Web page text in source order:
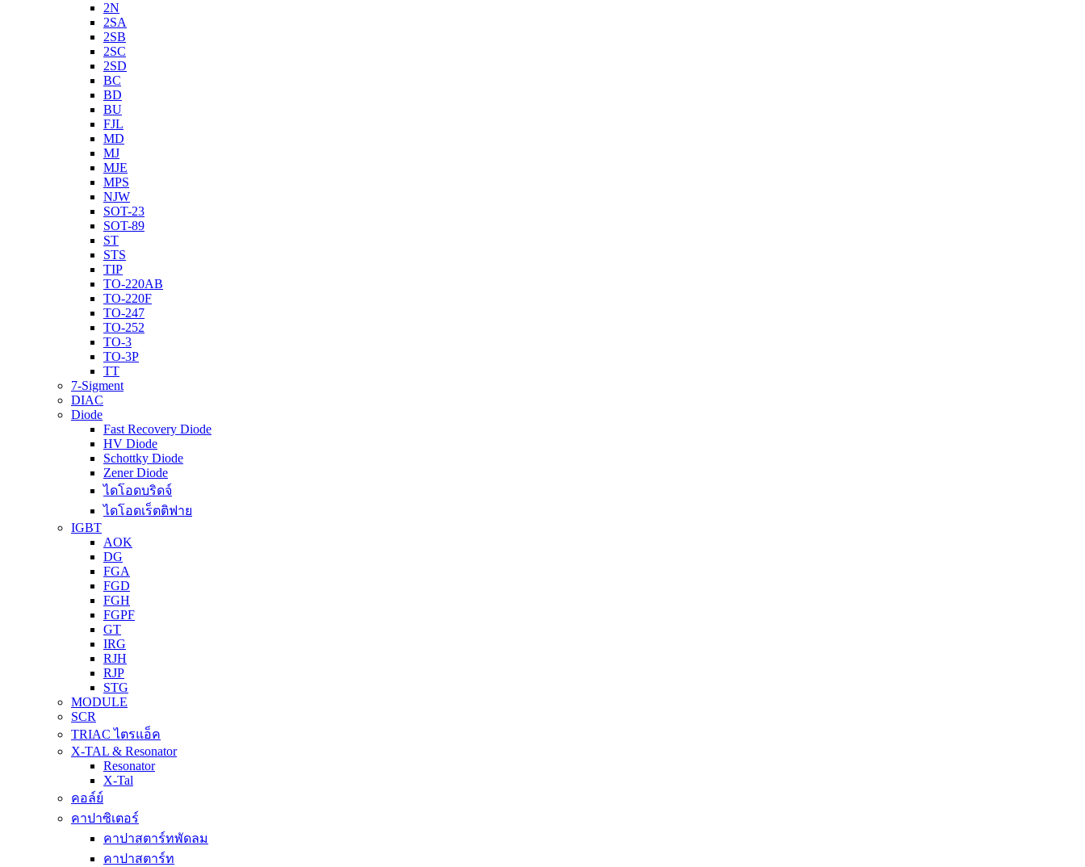
2N
2SA
2SB
2SC
2SD
BC
BD
BU
FJL
MD
MJ
MJE
MPS
NJW
SOT-23
SOT-89
ST
STS
TIP
TO-220AB
TO-220F
TO-247
TO-252
TO-3
TO-3P
TT
7-Sigment
DIAC
Diode
Fast Recovery Diode
HV Diode
Schottky Diode
Zener Diode
ไดโอดบริดจ์
ไดโอดเร็ตติฟาย
IGBT
AOK
DG
FGA
FGD
FGH
FGPF
GT
IRG
RJH
RJP
STG
MODULE
SCR
TRIAC ไตรแอ็ค
X-TAL & Resonator
Resonator
X-Tal
คอล์ย์
คาปาซิเตอร์
คาปาสตาร์ทพัดลม
คาปาสตาร์ท